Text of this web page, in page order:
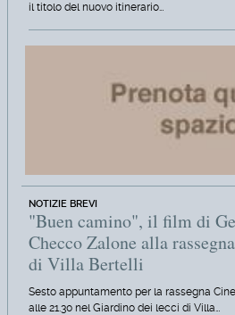
il titolo del nuovo itinerario…
NOTIZIE BREVI
"Buen camino", il film di
Checco Zalone alla
di Villa Bertelli
Sesto appuntamento per la rassegna
alle 21.30 nel Giardino dei lecci di Villa…